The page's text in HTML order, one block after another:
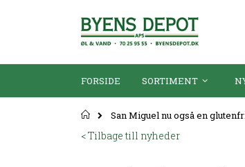
FORSIDE SORTIMENT
Forsiden
San Miguel nu også en
< Tilbage till nyheder